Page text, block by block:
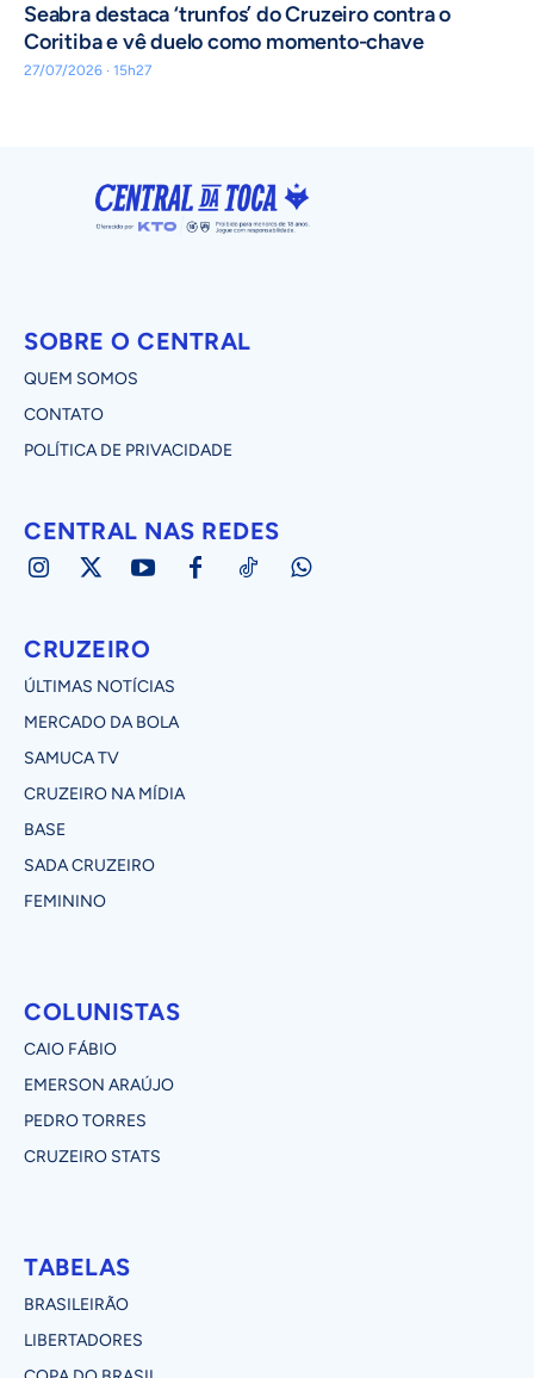
Seabra destaca ‘trunfos’ do Cruzeiro contra o
Coritiba e vê duelo como momento-chave
27/07/2026 · 15h27
SOBRE O CENTRAL
QUEM SOMOS
CONTATO
POLÍTICA DE PRIVACIDADE
CENTRAL NAS REDES
CRUZEIRO
ÚLTIMAS NOTÍCIAS
MERCADO DA BOLA
SAMUCA TV
CRUZEIRO NA MÍDIA
BASE
SADA CRUZEIRO
FEMININO
COLUNISTAS
CAIO FÁBIO
EMERSON ARAÚJO
PEDRO TORRES
CRUZEIRO STATS
TABELAS
BRASILEIRÃO
LIBERTADORES